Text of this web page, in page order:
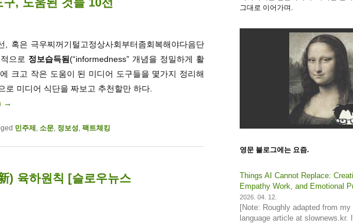
혹은 극우찌꺼기털고정상사회부터좀회복해야다음단
으로 정보습득됨(“informedness” 개념을 정밀하게 활
크고 작은 도움이 된 미디어 도구들을 몇가지 정리해
로 미디어 식단을 짜보고 추천할만 하다.
→
민주제 , 소문, 정보성, 팩트체킹
) 육하원칙 [슬로우뉴스
그대로 이어가며.
영문 블로그에는 요즘.
Things AI Cannot Replace:
Empathy Work, and Emotional
2026. 04. 12.
[Note: Roughly adapted from my
language article at slownews.kr.